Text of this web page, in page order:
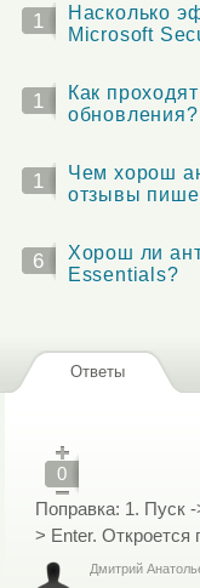
1
Насколько
Microsoft
1
Как
обновления?
1
Чем хорош
отзывы
6
Хорош ли
Essentials?
Ответы
0
Поправка: 1. Пуск
> Enter. Откроется
Дмитрий